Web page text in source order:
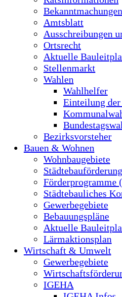
Bekanntmachungen
Amtsblatt
Ausschreibungen
Ortsrecht
Aktuelle
Stellenmarkt
Wahlen
Wahlhelfer
Einteilung
Bezirksvorsteher
Bauen & Wohnen
Wohnbaugebiete
Förderprogramme
Städtebauliches
Gewerbegebiete
Bebauungspläne
Aktuelle
Lärmaktionsplan
Wirtschaft & Umwelt
Gewerbegebiete
IGEHA